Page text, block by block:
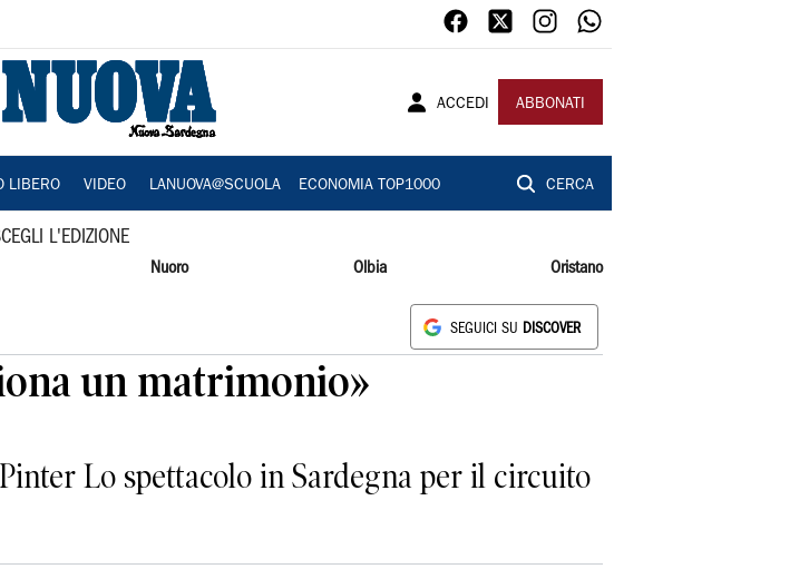
ACCEDI ABBONATI
LIBERO VIDEO LANUOVA@SCUOLA ECONOMIA TOP1000 CERCA
L'EDIZIONE
Nuoro Olbia Oristano
SEGUICI SU DISCOVER
un matrimonio»
Lo spettacolo in Sardegna per il circuito